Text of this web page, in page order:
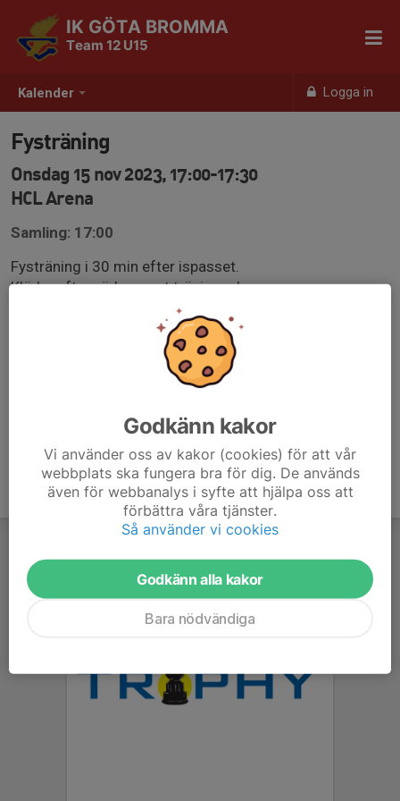
Kalender Logga in
IK GÖTA BROMMA
Team 12 U15
Fysträning
Onsdag 15 nov 2023, 17:00-17:30
HCL Arena
Samling: 17:00
Fysträning i 30 min efter ispasset.
Kläder efter väder samt träningsskor.
Godkänn kakor
Vi använder oss av kakor (cookies) för att vår
webbplats ska fungera bra för dig. De används
även för webbanalys i syfte att hjälpa oss att
förbättra våra tjänster.
Så använder vi cookies
Godkänn alla kakor
Bara nödvändiga